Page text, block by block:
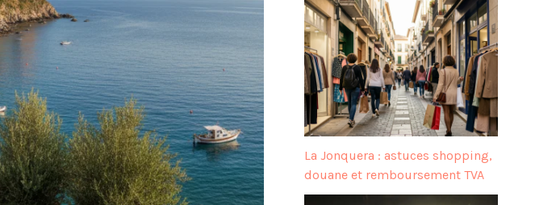
La Jonquera : astuces shopping,
douane et remboursement TVA